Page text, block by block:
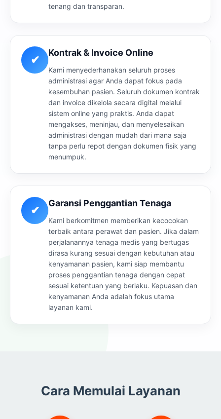
tenang dan transparan.
✔
Kontrak & Invoice Online
Kami menyederhanakan seluruh proses
administrasi agar Anda dapat fokus pada
kesembuhan pasien. Seluruh dokumen kontrak
dan invoice dikelola secara digital melalui
sistem online yang praktis. Anda dapat
mengakses, meninjau, dan menyelesaikan
administrasi dengan mudah dari mana saja
tanpa perlu repot dengan dokumen fisik yang
menumpuk.
✔
Garansi Penggantian Tenaga
Kami berkomitmen memberikan kecocokan
terbaik antara perawat dan pasien. Jika dalam
perjalanannya tenaga medis yang bertugas
dirasa kurang sesuai dengan kebutuhan atau
kenyamanan pasien, kami siap membantu
proses penggantian tenaga dengan cepat
sesuai ketentuan yang berlaku. Kepuasan dan
kenyamanan Anda adalah fokus utama
layanan kami.
Cara Memulai Layanan